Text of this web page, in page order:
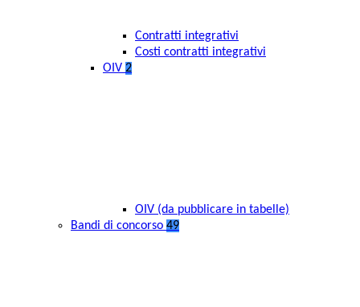
Contratti integrativi
Costi contratti integrativi
OIV 2
OIV (da pubblicare in tabelle)
Bandi di concorso 49